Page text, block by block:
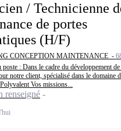
/ Technicienne
de portes
(H/F)
CONCEPTION MAINTENANCE -
: Dans le cadre du développement
notre client, spécialisé dans le domaine
Vos missions...